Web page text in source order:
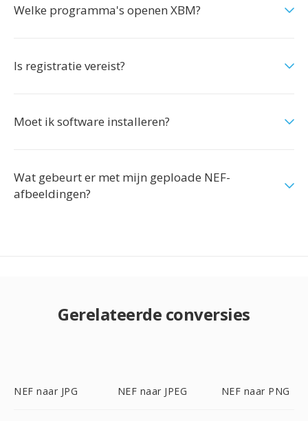
Welke programma's openen XBM?
Is registratie vereist?
Moet ik software installeren?
Wat gebeurt er met mijn geploade NEF-
afbeeldingen?
Gerelateerde conversies
NEF naar JPG NEF naar JPEG NEF naar PNG